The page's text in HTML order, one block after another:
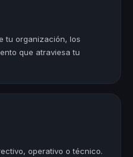
tu organización, los
que atraviesa tu
operativo o técnico.